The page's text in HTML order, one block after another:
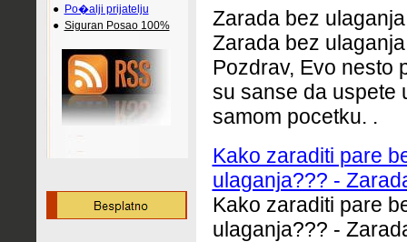
● Po�alji prijatelju
● Siguran Posao 100%
Zarada bez
Zarada bez
Pozdrav, Evo nesto
su sanse da uspete
samom pocetku. .
Kako zaraditi pare
ulaganja??? -
Kako zaraditi pare
ulaganja??? -